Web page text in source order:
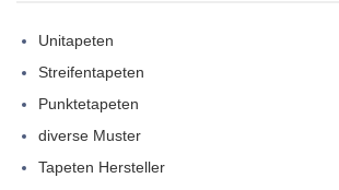
Unitapeten
Streifentapeten
Punktetapeten
diverse Muster
Tapeten Hersteller